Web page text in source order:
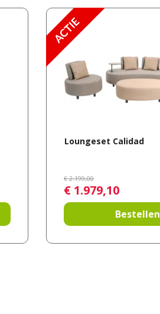
Loungeset Calidad
€ 2.199,00
€ 1.979,10
Bestellen